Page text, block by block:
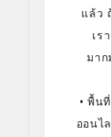
แล้ว
เร
มาก
• พื้น
ออนไ